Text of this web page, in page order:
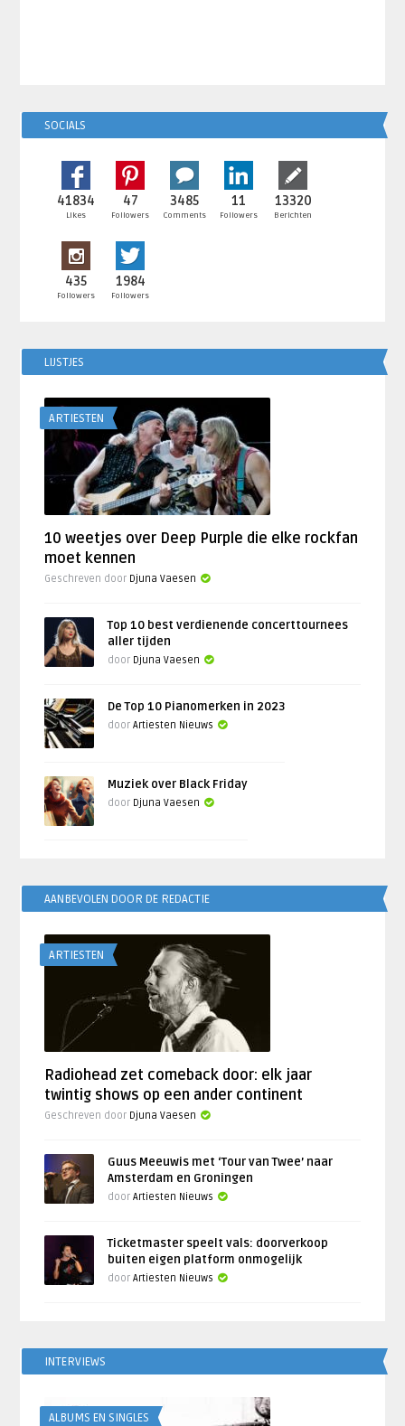
SOCIALS
41834
Likes
47
Followers
3485
Comments
11
Followers
13320
Berichten
435
Followers
1984
Followers
LIJSTJES
ARTIESTEN
10 weetjes over Deep Purple die elke rockfan
moet kennen
Geschreven door Djuna Vaesen
Top 10 best verdienende concerttournees
aller tijden
door Djuna Vaesen
De Top 10 Pianomerken in 2023
doorArtiesten Nieuws
Muziek over Black Friday
door Djuna Vaesen
AANBEVOLEN DOOR DE REDACTIE
ARTIESTEN
Radiohead zet comeback door: elk jaar
twintig shows op een ander continent
Geschreven door Djuna Vaesen
Guus Meeuwis met ‘Tour van Twee’ naar
Amsterdam en Groningen
doorArtiesten Nieuws
Ticketmaster speelt vals: doorverkoop
buiten eigen platform onmogelijk
doorArtiesten Nieuws
INTERVIEWS
ALBUMS EN SINGLES